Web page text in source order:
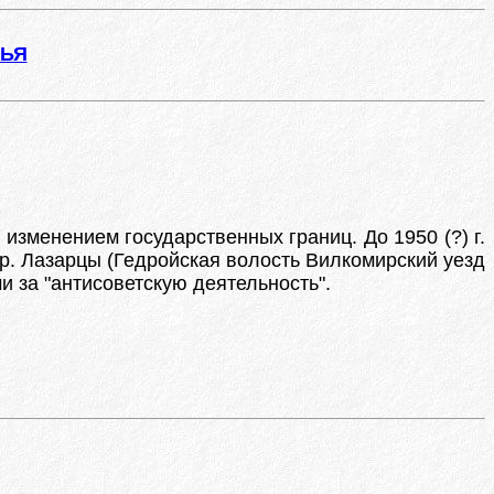
государственных границ. До 1950 (?) г.
Лазарцы (Гедройская волость Вилкомирский уезд
"антисоветскую деятельность".